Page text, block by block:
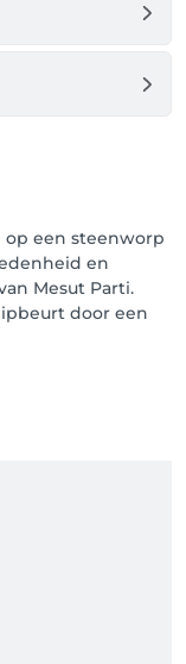
op een steenworp
en
Mesut Parti.
door een